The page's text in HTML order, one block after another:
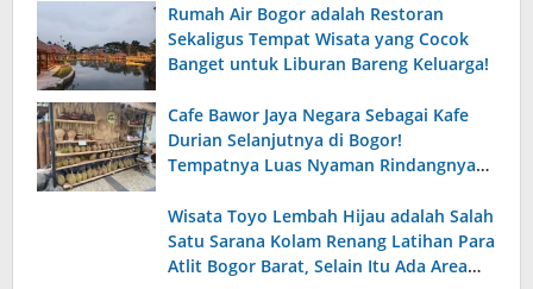
Rumah Air Bogor adalah Restoran
Sekaligus Tempat Wisata yang Cocok
Banget untuk Liburan Bareng Keluarga!
Cafe Bawor Jaya Negara Sebagai Kafe
Durian Selanjutnya di Bogor!
Tempatnya Luas Nyaman Rindangnya
Makanannya Enak dan Terjangkau.
Wisata Toyo Lembah Hijau adalah Salah
Satu Sarana Kolam Renang Latihan Para
Atlit Bogor Barat, Selain Itu Ada Area